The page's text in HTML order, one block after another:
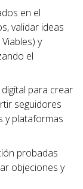
en el
validar ideas
y
el
para crear
seguidores
y plataformas
probadas
objeciones y